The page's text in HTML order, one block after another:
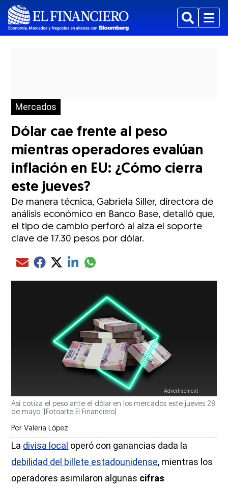
BuscarMenu
Mercados
Dólar cae frente al peso
mientras operadores evalúan
inflación en EU: ¿Cómo cierra
este jueves?
De manera técnica, Gabriela Siller, directora de
análisis económico en Banco Base, detalló que,
el tipo de cambio perforó al alza el soporte
clave de 17.30 pesos por dólar.
Compartir el artículo actual mediante Email
Compartir el artículo actual mediante Facebook
Compartir el artículo actual mediante Twitter
Compartir el artículo actual mediante LinkedIn
Compartir el artículo actual mediante
Así cotiza el peso ante el dólar en los mercados este jueves 28
de mayo. (Fotoarte El Financiero)
Por Valeria López
La divisa local operó con ganancias dada la
debilidad del billete estadounidense, mientras los
operadores asimilaron algunas cifras